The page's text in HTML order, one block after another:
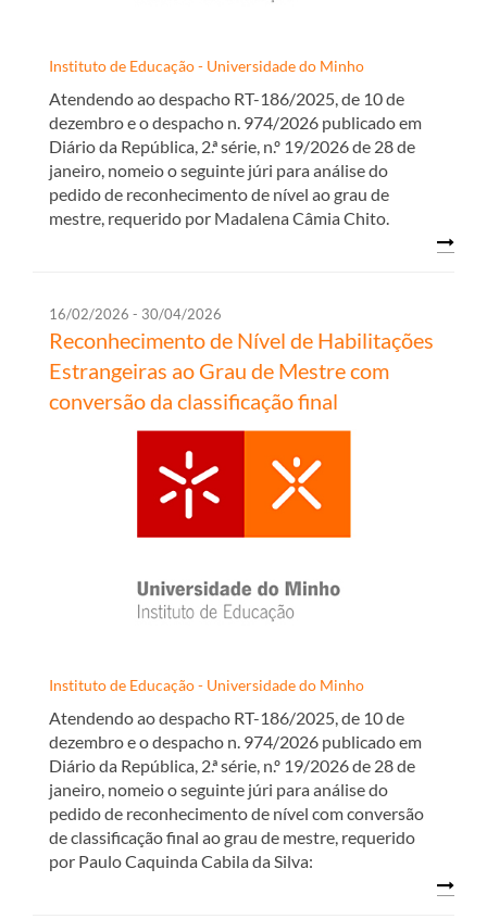
Instituto de Educação - Universidade do Minho
Atendendo ao despacho RT-186/2025, de 10 de
dezembro e o despacho n. 974/2026 publicado em
Diário da República, 2.ª série, n.º 19/2026 de 28 de
janeiro, nomeio o seguinte júri para análise do
pedido de reconhecimento de nível ao grau de
mestre, requerido por Madalena Câmia Chito.
16/02/2026 - 30/04/2026
Reconhecimento de Nível de Habilitações
Estrangeiras ao Grau de Mestre com
conversão da classificação final
Instituto de Educação - Universidade do Minho
Atendendo ao despacho RT-186/2025, de 10 de
dezembro e o despacho n. 974/2026 publicado em
Diário da República, 2.ª série, n.º 19/2026 de 28 de
janeiro, nomeio o seguinte júri para análise do
pedido de reconhecimento de nível com conversão
de classificação final ao grau de mestre, requerido
por Paulo Caquinda Cabila da Silva: